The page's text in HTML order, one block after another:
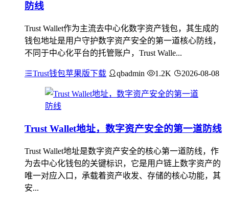
防线
Trust Wallet作为主流去中心化数字资产钱包，其生成的
钱包地址是用户守护数字资产安全的第一道核心防线，
不同于中心化平台的托管账户，Trust Walle...
Trust钱包苹果版下载 qbadmin 1.2K 2026-08-08
Trust Wallet地址，数字资产安全的第一道防线
Trust Wallet地址是数字资产安全的核心第一道防线，作
为去中心化钱包的关键标识，它是用户链上数字资产的
唯一对应入口，承载着资产收发、存储的核心功能，其
安...